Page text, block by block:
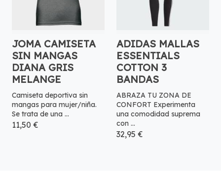
JOMA CAMISETA
SIN MANGAS
DIANA GRIS
MELANGE
Camiseta deportiva sin
mangas para mujer/niña.
Se trata de una ...
11,50 €
ADIDAS MALLAS
ESSENTIALS
COTTON 3
BANDAS
ABRAZA TU ZONA DE
CONFORT Experimenta
una comodidad suprema
con ...
32,95 €